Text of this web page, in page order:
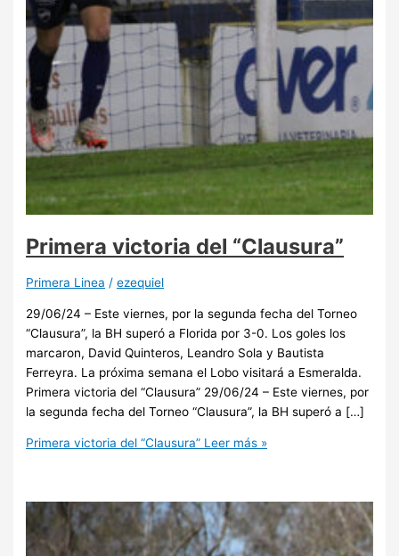
Primera victoria del “Clausura”
Primera Linea /ezequiel
29/06/24 – Este viernes, por la segunda fecha del Torneo
“Clausura”, la BH superó a Florida por 3-0. Los goles los
marcaron, David Quinteros, Leandro Sola y Bautista
Ferreyra. La próxima semana el Lobo visitará a Esmeralda.
Primera victoria del “Clausura” 29/06/24 – Este viernes, por
la segunda fecha del Torneo “Clausura”, la BH superó a […]
Primera victoria del “Clausura” Leer más »